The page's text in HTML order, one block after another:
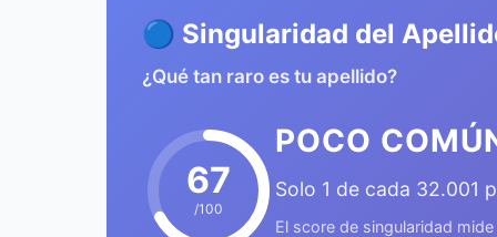
🔵 Singularidad del
¿Qué tan raro es tu apellido?
67
/100
POCO
Solo 1 de cada 32.001
El score de singularidad